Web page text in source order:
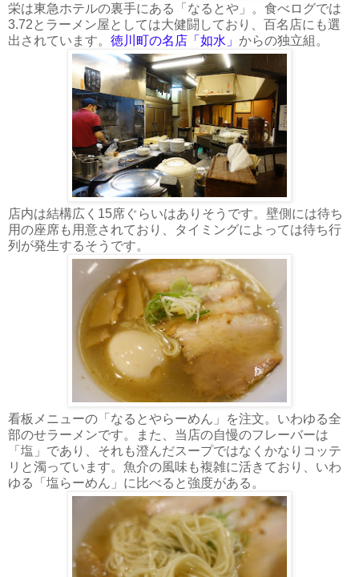
栄は東急ホテルの裏手にある「なるとや」。食べログでは
3.72とラーメン屋としては大健闘しており、百名店にも選
出されています。 徳川町の名店「如水」 からの独立組。
店内は結構広く15席ぐらいはありそうです。壁側には待ち
用の座席も用意されており、タイミングによっては待ち行
列が発生するそうです。
看板メニューの「なるとやらーめん」を注文。いわゆる全
部のせラーメンです。また、当店の自慢のフレーバーは
「塩」であり、それも澄んだスープではなくかなりコッテ
リと濁っています。魚介の風味も複雑に活きており、いわ
ゆる「塩らーめん」に比べると強度がある。